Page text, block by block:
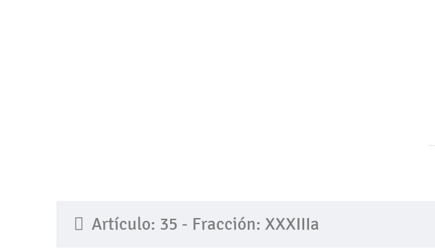
Artículo: 35 - Fracción: XXXIIIa